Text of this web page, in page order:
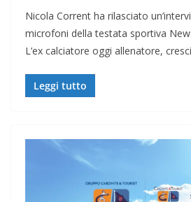
Nicola Corrent ha rilasciato
microfoni della testata sportiva
L’ex calciatore oggi allenatore,
Leggi tutto